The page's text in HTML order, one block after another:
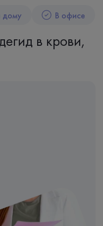
дому В офисе
в крови,